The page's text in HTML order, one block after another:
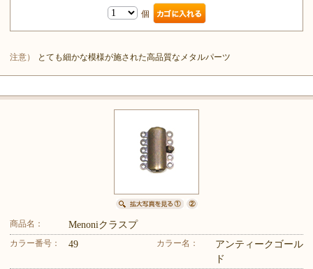
個
注意） とても細かな模様が施された高品質なメタルパーツ
商品名： Menoniクラスプ
カラー番号： 49 カラー名：
アンティークゴール
ド